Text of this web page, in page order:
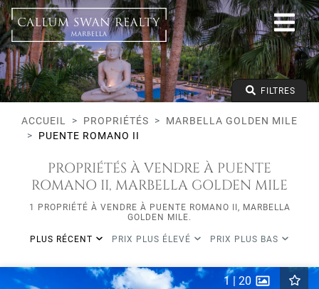
Tous les modes de vie
Marbella Golden Mile
Puente Romano II
Tous les types
Prix à partir de
Prix jusqu'à
Lits minimums FILTRES
ACCUEIL PROPRIÉTÉS
MARBELLA GOLDEN MILE
PUENTE ROMANO II
PROPRIÉTÉS À VENDRE À PUENTE
ROMANO II, MARBELLA GOLDEN MILE
1 PROPRIÉTÉ À VENDRE À PUENTE ROMANO II, MARBELLA
GOLDEN MILE.
PLUS RÉCENT PRIX PLUS ÉLEVÉ PRIX PLUS BAS
1 | 20